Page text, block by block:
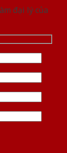
đại lý của